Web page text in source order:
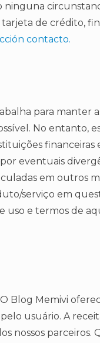
ninguna
de crédito,
contacto.
para manter
No entanto,
eventuais
em outros
serviço em
uso e termos de
Blog Memivi
usuário. A
nossos